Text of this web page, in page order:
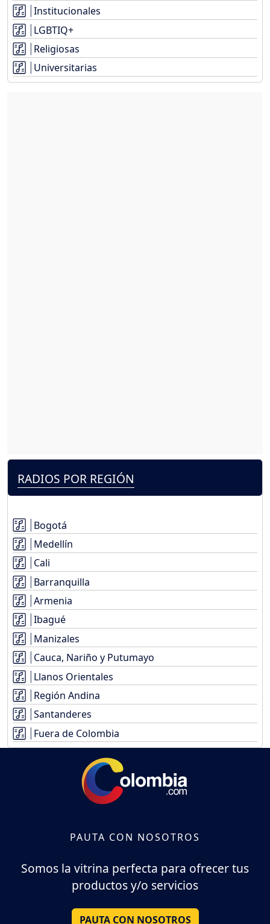
Institucionales
LGBTIQ+
Religiosas
Universitarias
RADIOS POR REGIÓN
Bogotá
Medellín
Cali
Barranquilla
Armenia
Ibagué
Manizales
Cauca, Nariño y Putumayo
Llanos Orientales
Región Andina
Santanderes
Fuera de Colombia
PAUTA CON NOSOTROS
Somos la vitrina perfecta para ofrecer tus
productos y/o servicios
PAUTA CON NOSOTROS